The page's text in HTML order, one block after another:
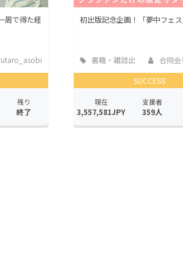
周で得た経
残り
終了
初出版記念企画！「夢中フェ
書籍・雑誌出
版
合同会
SUCCESS
現在
3,557,581JPY
支援者
359人